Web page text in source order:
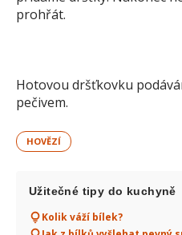
prohřát.
Hotovou dršťkovku
pečivem.
HOVĚZÍ
Užitečné tipy do kuchyně
Kolik váží bílek?